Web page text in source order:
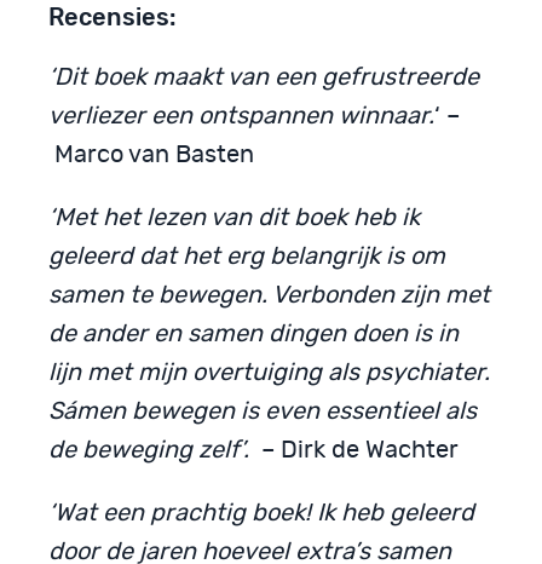
Recensies:
‘Dit boek maakt van een gefrustreerde
verliezer een ontspannen winnaar.‘ –
Marco van Basten
‘Met het lezen van dit boek heb ik
geleerd dat het erg belangrijk is om
samen te bewegen. Verbonden zijn met
de ander en samen dingen doen is in
lijn met mijn overtuiging als psychiater.
Sámen bewegen is even essentieel als
de beweging zelf’. – Dirk de Wachter
‘Wat een prachtig boek! Ik heb geleerd
door de jaren hoeveel extra’s samen